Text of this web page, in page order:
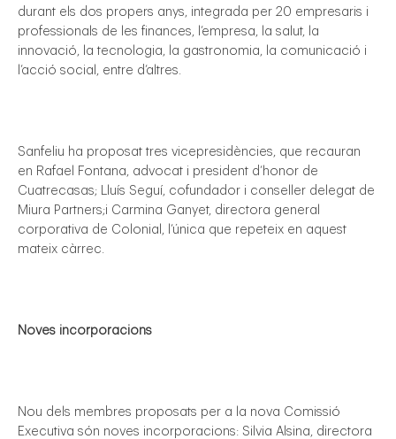
durant els dos propers anys, integrada per 20 empresaris i
professionals de les finances, l’empresa, la salut, la
innovació, la tecnologia, la gastronomia, la comunicació i
l’acció social, entre d’altres.
Sanfeliu ha proposat tres vicepresidències, que recauran
en Rafael Fontana, advocat i president d’honor de
Cuatrecasas; Lluís Seguí, cofundador i conseller delegat de
Miura Partners;i Carmina Ganyet, directora general
corporativa de Colonial, l’única que repeteix en aquest
mateix càrrec.
Noves incorporacions
Nou dels membres proposats per a la nova Comissió
Executiva són noves incorporacions: Silvia Alsina, directora